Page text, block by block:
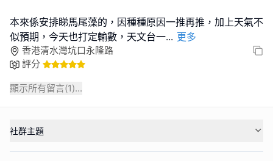
本來係安排睇馬尾藻的，因種種原因一推再推，加上天氣不
似預期，今天也打定輸數，天文台一... 更多
香港清水灣坑口永隆路
評分
顯示所有留言(1)...
社群主題